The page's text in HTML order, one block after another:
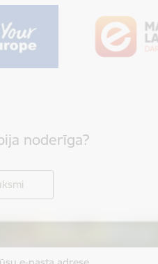
noderīga?